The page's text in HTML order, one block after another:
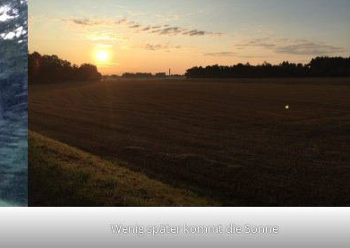
Wenig später kommt die Sonne